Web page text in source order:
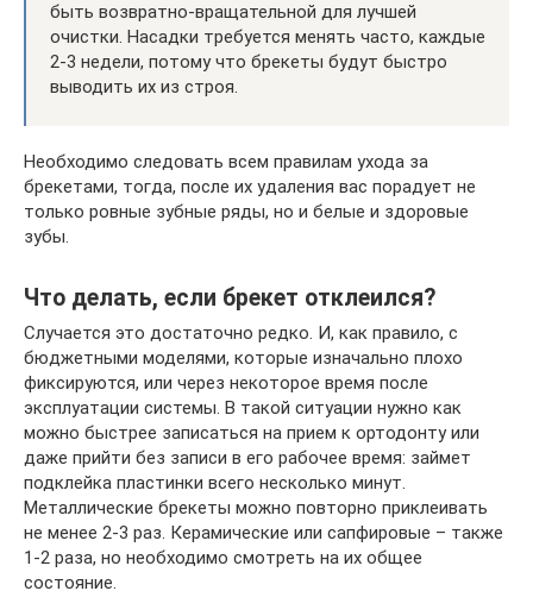
быть возвратно-вращательной для лучшей
очистки. Насадки требуется менять часто, каждые
2-3 недели, потому что брекеты будут быстро
выводить их из строя.
Необходимо следовать всем правилам ухода за
брекетами, тогда, после их удаления вас порадует не
только ровные зубные ряды, но и белые и здоровые
зубы.
Что делать, если брекет отклеился?
Случается это достаточно редко. И, как правило, с
бюджетными моделями, которые изначально плохо
фиксируются, или через некоторое время после
эксплуатации системы. В такой ситуации нужно как
можно быстрее записаться на прием к ортодонту или
даже прийти без записи в его рабочее время: займет
подклейка пластинки всего несколько минут.
Металлические брекеты можно повторно приклеивать
не менее 2-3 раз. Керамические или сапфировые – также
1-2 раза, но необходимо смотреть на их общее
состояние.